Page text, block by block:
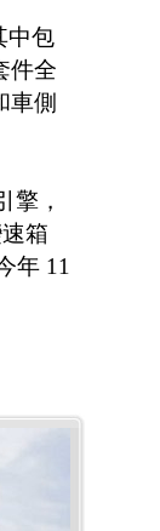
中包
件全
車側
擎，
箱
年 11